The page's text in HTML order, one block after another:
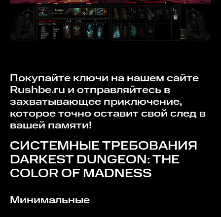
Покупайте ключи на нашем сайте
Rushbe.ru и отправляйтесь в
захватывающее приключение,
которое точно оставит свой след в
вашей памяти!
СИСТЕМНЫЕ ТРЕБОВАНИЯ
DARKEST DUNGEON: THE
COLOR OF MADNESS
Минимальные